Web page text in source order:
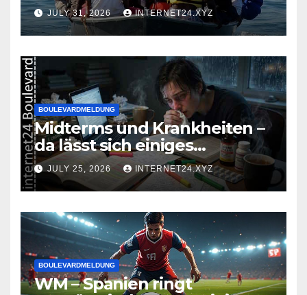
JULY 31, 2026 INTERNET24.XYZ
BOULEVARDMELDUNG
Midterms und Krankheiten –
da lässt sich einiges
zusammenbrauen!
JULY 25, 2026 INTERNET24.XYZ
BOULEVARDMELDUNG
WM – Spanien ringt